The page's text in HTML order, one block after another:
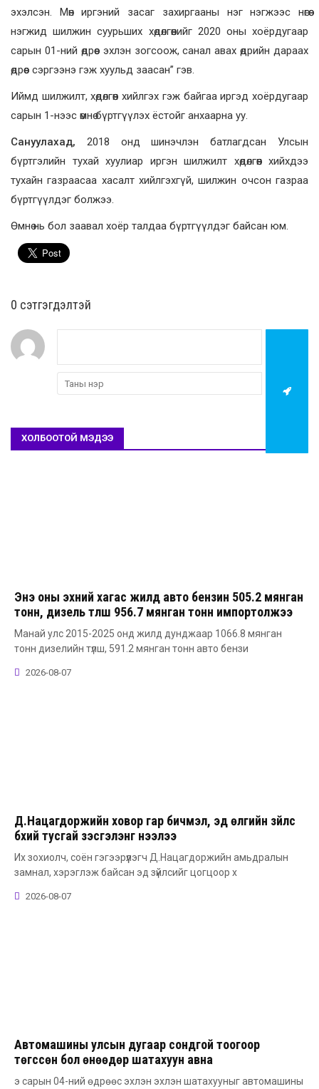
эхэлсэн. Мөн иргэний засаг захиргааны нэг нэгжээс нөгөө
нэгжид шилжин суурьших хөдөлгөөнийг 2020 оны хоёрдугаар
сарын 01-ний өдрөөс эхлэн зогсоож, санал авах өдрийн дараах
өдрөөс сэргээнэ гэж хуульд заасан” гэв.
Иймд шилжилт, хөдөлгөөн хийлгэх гэж байгаа иргэд хоёрдугаар
сарын 1-нээс өмнө бүртгүүлэх ёстойг анхаарна уу.
Сануулахад,
2018 онд шинэчлэн батлагдсан Улсын
бүртгэлийн тухай хуулиар иргэн шилжилт хөдөлгөөн хийхдээ
тухайн газраасаа хасалт хийлгэхгүй, шилжин очсон газраа
бүртгүүлдэг болжээ.
Өмнө нь бол заавал хоёр талдаа бүртгүүлдэг байсан юм.
0 cэтгэгдэлтэй
ХОЛБООТОЙ МЭДЭЭ
Энэ оны эхний хагас жилд авто бензин 505.2 мянган
тонн, дизель түлш 956.7 мянган тонн импортолжээ
Манай улс 2015-2025 онд жилд дунджаар 1066.8 мянган
тонн дизелийн түлш, 591.2 мянган тонн авто бензи
2026-08-07
Д.Нацагдоржийн ховор гар бичмэл, эд өлгийн зүйлс
бүхий тусгай үзэсгэлэнг нээлээ
Их зохиолч, соён гэгээрүүлэгч Д.Нацагдоржийн амьдралын
замнал, хэрэглэж байсан эд зүйлсийг цогцоор х
2026-08-07
Автомашины улсын дугаар сондгой тоогоор
төгссөн бол өнөөдөр шатахуун авна
э сарын 04-ний өдрөөс эхлэн эхлэн шатахууныг автомашины